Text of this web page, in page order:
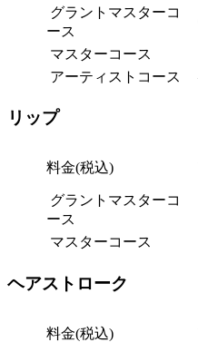
グラントマスターコ
ース
マスターコース
アーティストコース
リップ
料金(税込)
グラントマスターコ
ース
マスターコース
ヘアストローク
料金(税込)